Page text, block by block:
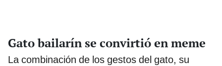
Gato bailarín se convirtió en meme
La combinación de los gestos del gato, su